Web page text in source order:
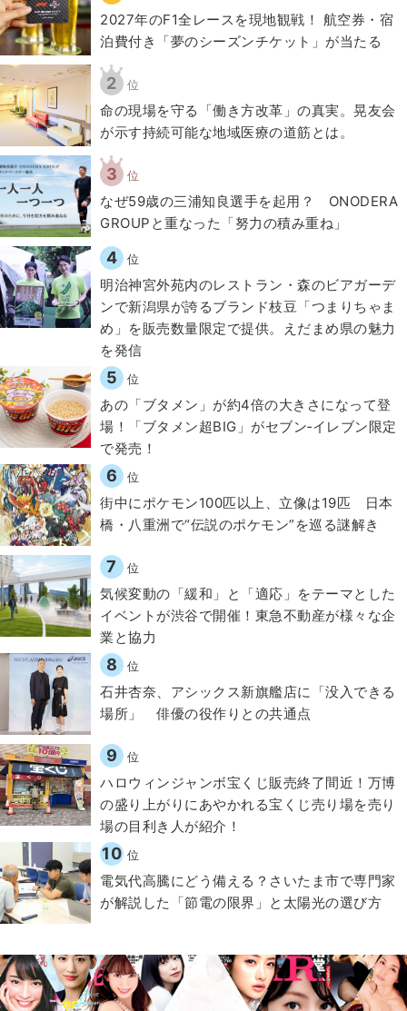
2027年のF1全レースを現地観戦！ 航空券・宿
泊費付き「夢のシーズンチケット」が当たる
2 位
​命の現場を守る「働き方改革」の真実。晃友会
が示す持続可能な地域医療の道筋とは。
3 位
なぜ59歳の三浦知良選手を起用？ ONODERA
GROUPと重なった「努力の積み重ね」
4 位
明治神宮外苑内のレストラン・森のビアガーデ
ンで新潟県が誇るブランド枝豆「つまりちゃま
め」を販売数量限定で提供。えだまめ県の魅力
を発信
5 位
あの「ブタメン」が約4倍の大きさになって登
場！「ブタメン超BIG」がセブン‐イレブン限定
で発売！
6 位
街中にポケモン100匹以上、立像は19匹 日本
橋・八重洲で“伝説のポケモン”を巡る謎解き
7 位
気候変動の「緩和」と「適応」をテーマとした
イベントが渋谷で開催！東急不動産が様々な企
業と協力
8 位
石井杏奈、アシックス新旗艦店に「没入できる
場所」 俳優の役作りとの共通点
9 位
ハロウィンジャンボ宝くじ販売終了間近！万博
の盛り上がりにあやかれる宝くじ売り場を売り
場の目利き人が紹介！
10 位
電気代高騰にどう備える？さいたま市で専門家
が解説した「節電の限界」と太陽光の選び方